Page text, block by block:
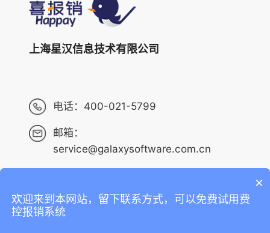
上海星汉信息技术有限公司
电话： 400-021-5799
邮箱：
service@galaxysoftware.com.cn
Copyright ©2013-2023 上海星汉信息技术有限公司 版权
×
欢迎来到本网站，留下联系方式，可以免费试用费
控报销系统